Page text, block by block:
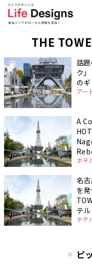
THE
話
ク
の
アー
A
ホテ
名
を
テ
ホテ
ピ